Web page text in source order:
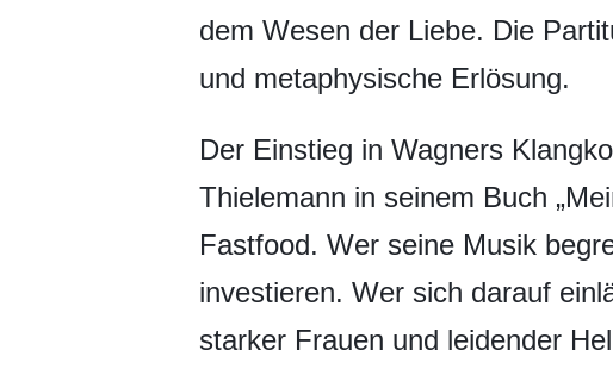
dem Wesen der Liebe. Die
und metaphysische Erlösung.
Der Einstieg in Wagners
Thielemann in seinem Buch
Fastfood. Wer seine Musik
investieren. Wer sich darauf
starker Frauen und leidender